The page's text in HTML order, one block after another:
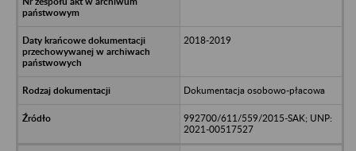
2018-2019
Dokumentacja osobowo-płacowa
992700/611/559/2015-SAK; UNP:
2021-00517527